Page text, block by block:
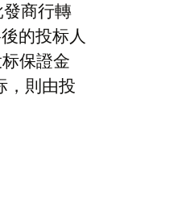
商行轉
的投标人
保證金
，則由投